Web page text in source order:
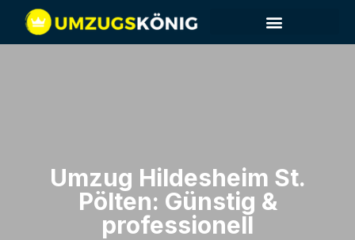
Umzug Hildesheim​ St.
Pölten: Günstig &
professionell​